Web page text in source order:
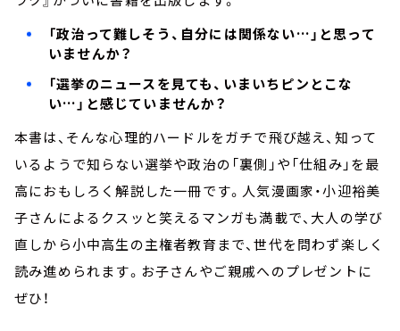
「政治って難しそう、自分には関係ない…」と思って
いませんか？
「選挙のニュースを見ても、いまいちピンとこな
い…」と感じていませんか？
本書は、そんな心理的ハードルをガチで飛び越え、知って
いるようで知らない選挙や政治の「裏側」や「仕組み」を最
高におもしろく解説した一冊です。人気漫画家・小迎裕美
子さんによるクスッと笑えるマンガも満載で、大人の学び
直しから小中高生の主権者教育まで、世代を問わず楽しく
読み進められます。お子さんやご親戚へのプレゼントに
ぜひ！